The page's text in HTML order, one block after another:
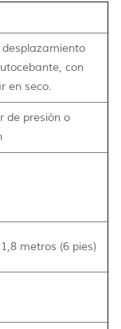
con
en seco.
de presión o
metros (6 pies)